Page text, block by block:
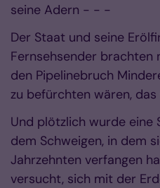
seine Adern - - -
Der Staat und seine
Fernsehsender brachten
den Pipelinebruch
zu befürchten wären,
Und plötzlich wurde eine
dem Schweigen, in dem
Jahrzehnten verfangen
versucht, sich mit der